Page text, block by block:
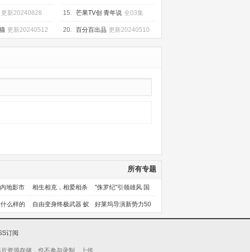
更新20240828 15. 芒果TV创 青年说 全03集
更新20240512 20. 百分百出品 更新20240510
所有专题
地影市 相生相克，相爱相杀 "侏罗纪"引领雄风 国
产片下旬逆袭
么样的 自由变身终极武器 蚁
人能力使用者大盘点
好莱坞导演新势力50
人上篇
订阅
资源存储，也不参与录制、上传